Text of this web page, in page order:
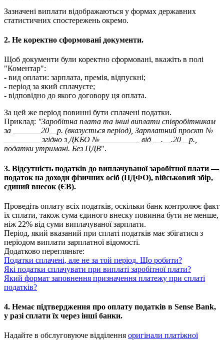
Зазначені виплати відображаються у формах державних
статистичних спостережень окремо.
2. Не коректно сформовані документи.
Щоб документи були коректно сформовані, вкажіть в полі
"Коментар":
- вид оплати: зарплата, премія, відпускні;
- період за який сплачуєте;
- відповідно до якого договору ця оплата.
За цей же період повинні бути сплачені податки.
Приклад: "Заробітна плата та інші виплати співробітникам
за _______20__ р. (вказується період) Зарплатний проєкт №
згідно з ДКБО № від . .20__ р.
податки утримані. Без ПДВ".
3. Відсутність податків до виплачуваної заробітної плати —
податок на доходи фізичних осіб (ПДФО), військовий збір,
єдиний внесок (ЄВ).
Проведіть оплату всіх податків, оскільки банк контролює факт
їх сплати, також сума єдиного внеску повинна бути не менше,
ніж 22% від суми виплачуваної зарплати.
Період, який вказаний при сплаті податків має збігатися з
періодом виплати зарплатної відомості.
Додатково перегляньте:
Податки сплачені, але не за той період. Що робити?
Які податки сплачувати при виплаті заробітної плати?
Який формат заповнення призначення платежу при сплаті
податків?
4. Немає підтвердження про оплату податків в Sense Bank,
у разі сплати їх через інші банки.
Надайте в обслуговуюче відділення оригінали платіжної